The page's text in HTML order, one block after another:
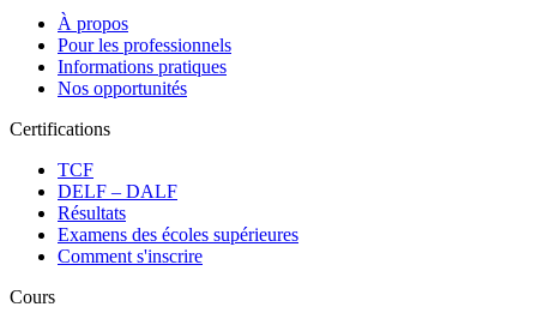
À propos
Pour les professionnels
Informations pratiques
Nos opportunités
Certifications
TCF
DELF – DALF
Résultats
Examens des écoles supérieures
Comment s'inscrire
Cours